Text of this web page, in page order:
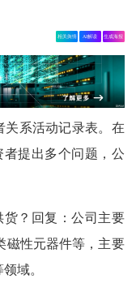
相关舆情 AI解读 生成海报
系活动记录表。在
提出多个问题，公
？回复：公司主要
磁性元器件等，主要
域。